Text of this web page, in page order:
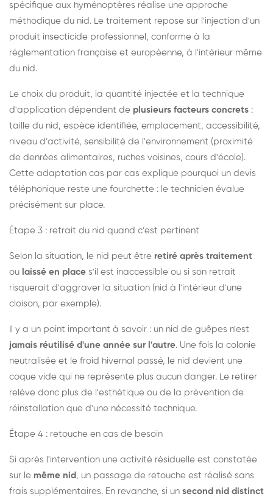
spécifique aux hyménoptères réalise une approche
méthodique du nid. Le traitement repose sur l'injection d'un
produit insecticide professionnel, conforme à la
réglementation française et européenne, à l'intérieur même
du nid.
Le choix du produit, la quantité injectée et la technique
d'application dépendent de plusieurs facteurs concrets :
taille du nid, espèce identifiée, emplacement, accessibilité,
niveau d'activité, sensibilité de l'environnement (proximité
de denrées alimentaires, ruches voisines, cours d'école).
Cette adaptation cas par cas explique pourquoi un devis
téléphonique reste une fourchette : le technicien évalue
précisément sur place.
Étape 3 : retrait du nid quand c'est pertinent
Selon la situation, le nid peut être retiré après traitement
ou laissé en place s'il est inaccessible ou si son retrait
risquerait d'aggraver la situation (nid à l'intérieur d'une
cloison, par exemple).
Il y a un point important à savoir : un nid de guêpes n'est
jamais réutilisé d'une année sur l'autre. Une fois la colonie
neutralisée et le froid hivernal passé, le nid devient une
coque vide qui ne représente plus aucun danger. Le retirer
relève donc plus de l'esthétique ou de la prévention de
réinstallation que d'une nécessité technique.
Étape 4 : retouche en cas de besoin
Si après l'intervention une activité résiduelle est constatée
sur le même nid , un passage de retouche est réalisé sans
frais supplémentaires. En revanche, si un second nid distinct